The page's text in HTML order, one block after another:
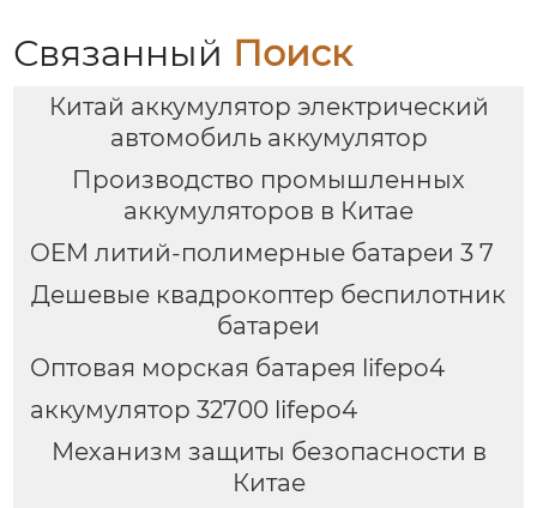
Связанный Поиск
Китай аккумулятор электрический
автомобиль аккумулятор
Производство промышленных
аккумуляторов в Китае
OEM литий-полимерные батареи 3 7
Дешевые квадрокоптер беспилотник
батареи
Оптовая морская батарея lifepo4
аккумулятор 32700 lifepo4
Механизм защиты безопасности в
Китае